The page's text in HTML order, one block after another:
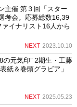
主催 第３回「スター
考会。応募総数16,39
イナリスト16人から
NEXT 2023.10.10
の元気印” 2期生・工藤
紙＆巻頭グラビア」
NEXT 2025.05.23